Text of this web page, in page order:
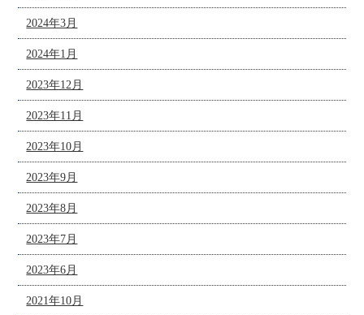
2024年3月
2024年1月
2023年12月
2023年11月
2023年10月
2023年9月
2023年8月
2023年7月
2023年6月
2021年10月